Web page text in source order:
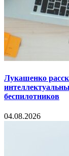
Лукашенко
беспилотников
04.08.2026